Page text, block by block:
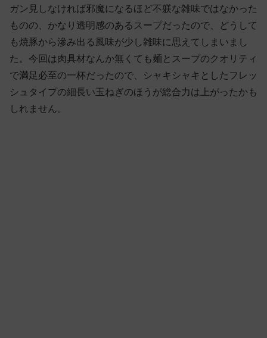
ガン見しなければ邪魔になるほど不躾な雑味ではなかった
ものの、かなり透明感のあるスープだったので、どうして
も焼豚から滲み出る風味が少し雑味に思えてしまいまし
た。今回は肉具材なんか無くても麺とスープのクオリティ
で満足必至の一杯だったので、シャキシャキとしたフレッ
シュタイプの細長い玉ねぎのほうが総合力は上がったかも
しれません。